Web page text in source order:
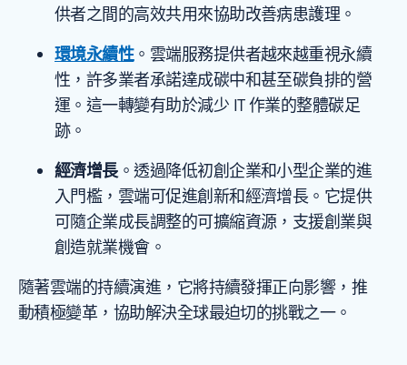
供者之間的高效共用來協助改善病患護理。
環境永續性。雲端服務提供者越來越重視永續
性，許多業者承諾達成碳中和甚至碳負排的營
運。這一轉變有助於減少 IT 作業的整體碳足
跡。
經濟增長。透過降低初創企業和小型企業的進
入門檻，雲端可促進創新和經濟增長。它提供
可隨企業成長調整的可擴縮資源，支援創業與
創造就業機會。
隨著雲端的持續演進，它將持續發揮正向影響，推
動積極變革，協助解決全球最迫切的挑戰之一。